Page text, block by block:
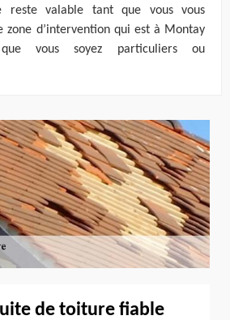
reste valable tant que vous vous
zone d’intervention qui est à Montay
vous soyez particuliers ou
de toiture fiable